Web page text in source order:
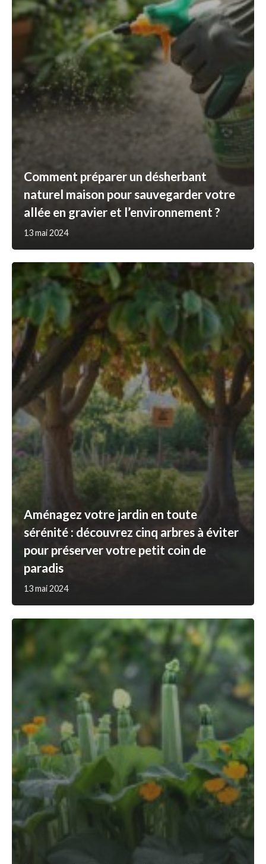
Comment préparer un désherbant
naturel maison pour sauvegarder votre
allée en gravier et l’environnement ?
13 mai 2024
Aménagez votre jardin en toute
sérénité : découvrez cinq arbres à éviter
pour préserver votre petit coin de
paradis
13 mai 2024